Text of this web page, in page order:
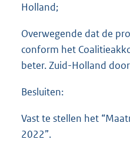
Holland;
Overwegende dat de
conform het
beter. Zuid-Holland
Besluiten:
Vast te stellen het
2022”.